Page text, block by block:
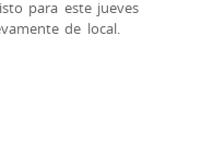
para este jueves
de local.